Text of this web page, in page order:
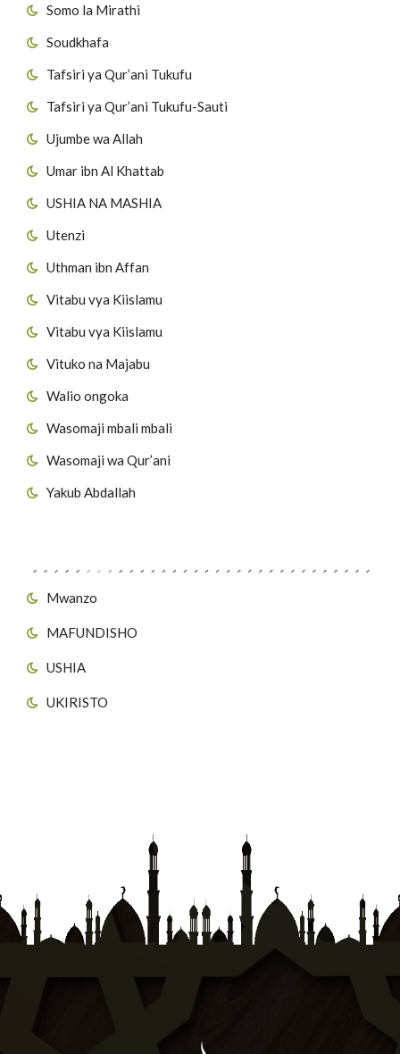
Somo la Mirathi
Soudkhafa
Tafsiri ya Qur’ani Tukufu
Tafsiri ya Qur’ani Tukufu-Sauti
Ujumbe wa Allah
Umar ibn Al Khattab
USHIA NA MASHIA
Utenzi
Uthman ibn Affan
Vitabu vya Kiislamu
Vitabu vya Kiislamu
Vituko na Majabu
Walio ongoka
Wasomaji mbali mbali
Wasomaji wa Qur’ani
Yakub Abdallah
Mwanzo
MAFUNDISHO
USHIA
UKIRISTO